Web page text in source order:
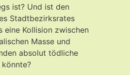
ist? Und ist den
Stadtbezirksrates
eine Kollision zwischen
Masse und
absolut tödliche
könnte?